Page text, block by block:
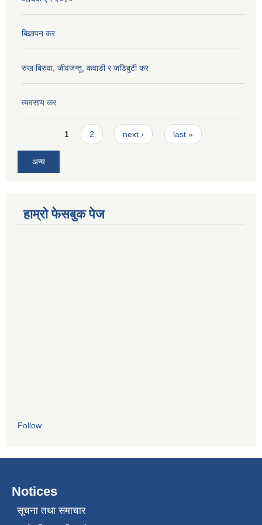
बिज्ञापन कर
रुख बिरुवा, जीवजन्तु, कवाडी र जडिबुटी कर
व्यवसाय कर
Pages1 2 next › last »
अन्य
हाम्रो फेसबुक पेज
Follow
Notices
सूचना तथा समाचार